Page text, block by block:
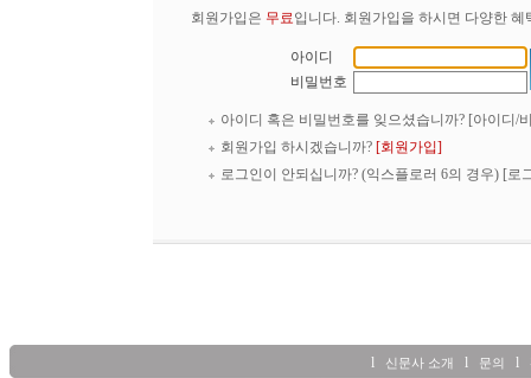
회원가입은 무료입니다. 회원가입을 하시면 다양한
아이디
비밀번호
아이디 혹은 비밀번호를 잊으셨습니까? [아이디/
회원가입 하시겠습니까? [회원가입]
로그인이 안되십니까? (익스플로러 6의 경우) [로
l 신문사 소개 l 문의 l